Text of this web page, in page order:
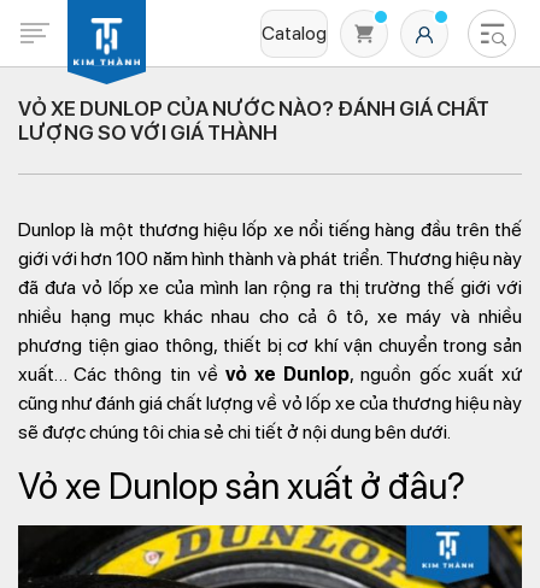
Catalog
Không có sản phẩm nào trong giỏ hàng
VỎ XE DUNLOP CỦA NƯỚC NÀO? ĐÁNH GIÁ CHẤT
LƯỢNG SO VỚI GIÁ THÀNH
Dunlop là một thương hiệu lốp xe nổi tiếng hàng đầu trên thế
giới với hơn 100 năm hình thành và phát triển. Thương hiệu này
đã đưa vỏ lốp xe của mình lan rộng ra thị trường thế giới với
nhiều hạng mục khác nhau cho cả ô tô, xe máy và nhiều
phương tiện giao thông, thiết bị cơ khí vận chuyển trong sản
xuất… Các thông tin về vỏ xe Dunlop, nguồn gốc xuất xứ
cũng như đánh giá chất lượng về vỏ lốp xe của thương hiệu này
sẽ được chúng tôi chia sẻ chi tiết ở nội dung bên dưới.
Vỏ xe Dunlop sản xuất ở đâu?